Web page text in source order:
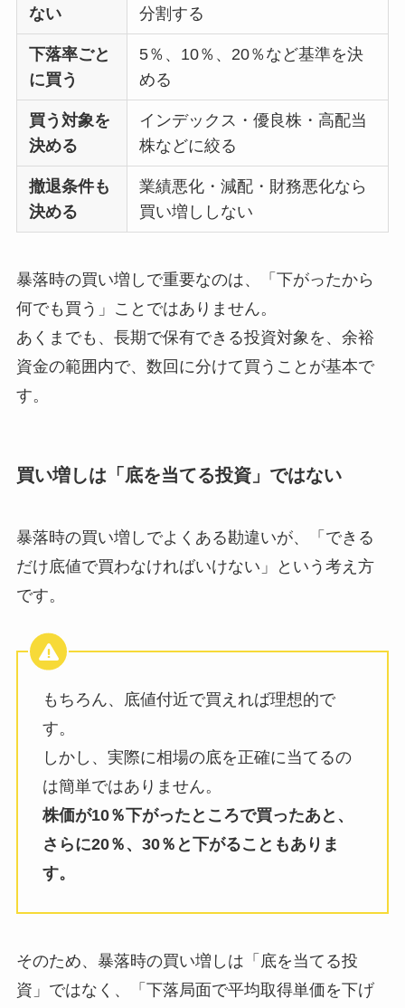
ない 分割する
下落率ごと
に買う
5％、10％、20％など基準を決
める
買う対象を
決める
インデックス・優良株・高配当
株などに絞る
撤退条件も
決める
業績悪化・減配・財務悪化なら
買い増ししない
暴落時の買い増しで重要なのは、「下がったから
何でも買う」ことではありません。
あくまでも、長期で保有できる投資対象を、余裕
資金の範囲内で、数回に分けて買うことが基本で
す。
買い増しは「底を当てる投資」ではない
暴落時の買い増しでよくある勘違いが、「できる
だけ底値で買わなければいけない」という考え方
です。
もちろん、底値付近で買えれば理想的で
す。
しかし、実際に相場の底を正確に当てるの
は簡単ではありません。
株価が10％下がったところで買ったあと、
さらに20％、30％と下がることもありま
す。
そのため、暴落時の買い増しは「底を当てる投
資」ではなく、「下落局面で平均取得単価を下げ